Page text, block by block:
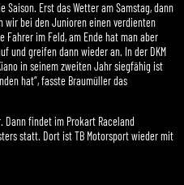
Erst das Wetter am Samstag, dann
wir bei den Junioren einen verdienten
Fahrer im Feld, am Ende hat man aber
und greifen dann wieder an. In der DKM
in seinem zweiten Jahr siegfähig ist
hat“, fasste Braumüller das
Dann findet im Prokart Raceland
statt. Dort ist TB Motorsport wieder mit